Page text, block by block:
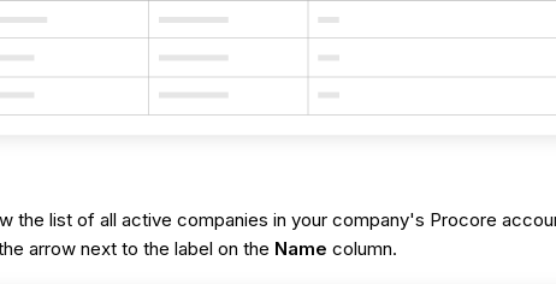
the list of all active companies in your company's Procore
arrow next to the label on the Name column.